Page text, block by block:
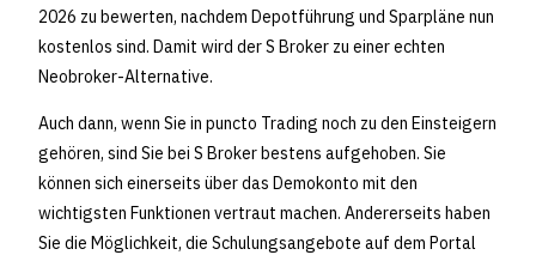
2026 zu bewerten, nachdem Depotführung und Sparpläne nun
kostenlos sind. Damit wird der S Broker zu einer echten
Neobroker-Alternative.
Auch dann, wenn Sie in puncto Trading noch zu den Einsteigern
gehören, sind Sie bei S Broker bestens aufgehoben. Sie
können sich einerseits über das Demokonto mit den
wichtigsten Funktionen vertraut machen. Andererseits haben
Sie die Möglichkeit, die Schulungsangebote auf dem Portal